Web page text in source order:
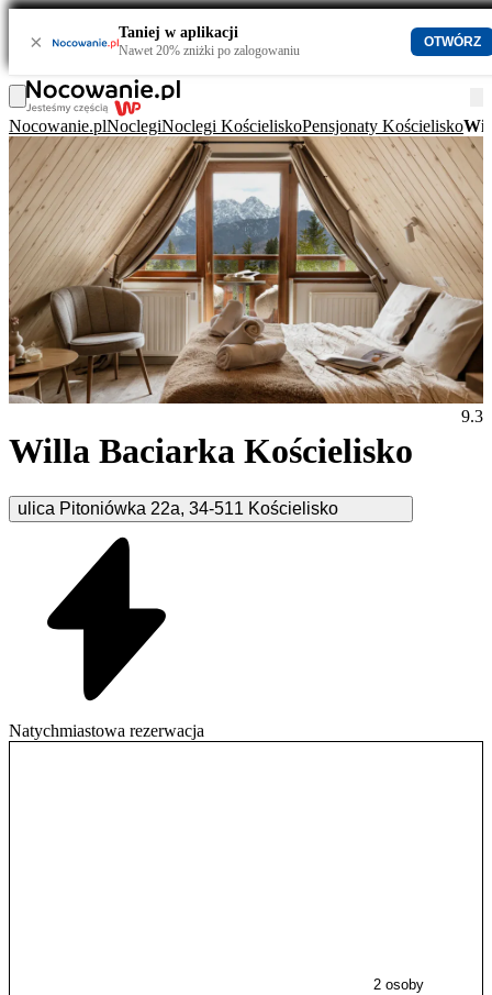
× Taniej w aplikacji
Nawet 20% zniżki po zalogowaniu
OTWÓRZ
Nocowanie.plNoclegiNoclegi KościeliskoPensjonaty Kościelisko
Willa Baciarka Kościelisko
ulica Pitoniówka 22a, 34-511 Kościelisko
9.3
Natychmiastowa rezerwacja
2 osoby